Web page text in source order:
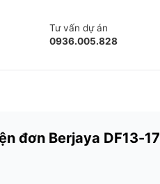
Tư vấn dự án
0936.005.828
đơn Berjaya DF13-17